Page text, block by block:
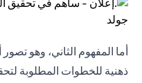
أما المفهوم الثاني، وهو
ذهنية للخطوات المطلوبة